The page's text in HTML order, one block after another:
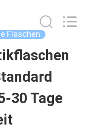
Flaschen
30 Tage